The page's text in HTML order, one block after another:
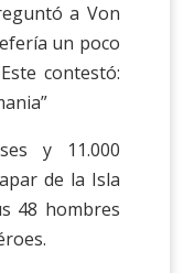
a Von
un poco
contestó:
y 11.000
de la Isla
48 hombres